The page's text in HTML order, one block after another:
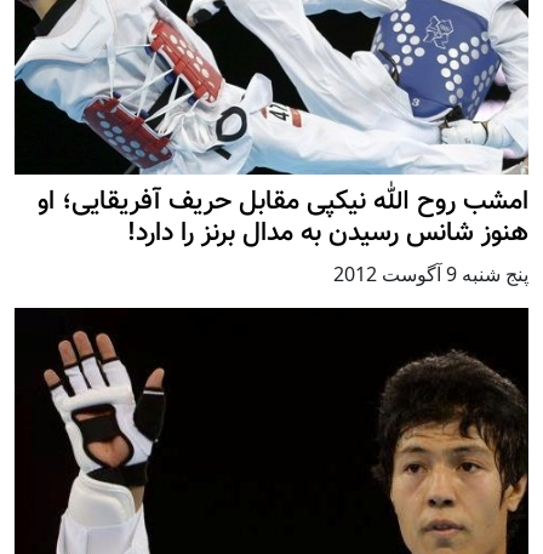
امشب روح الله نیکپی مقابل حریف آفریقایی؛ او
هنوز شانس رسیدن به مدال برنز را دارد!
پنج شنبه 9 آگوست 2012